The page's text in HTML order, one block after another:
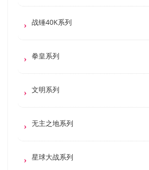
战锤40K系列
拳皇系列
文明系列
无主之地系列
星球大战系列